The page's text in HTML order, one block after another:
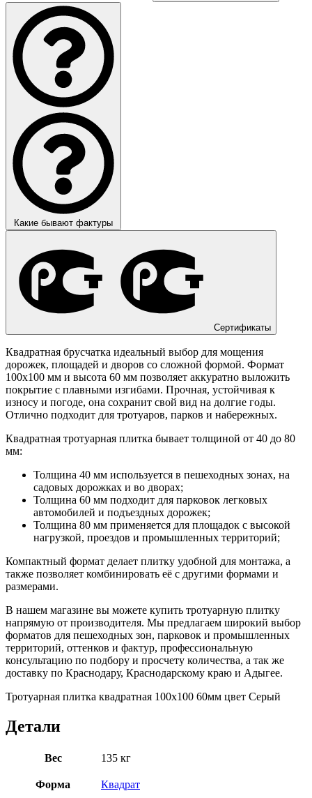
Какие бывают фактуры
Сертификаты
Квадратная брусчатка идеальный выбор для мощения
дорожек, площадей и дворов со сложной формой. Формат
100х100 мм и высота 60 мм позволяет аккуратно выложить
покрытие с плавными изгибами. Прочная, устойчивая к
износу и погоде, она сохранит свой вид на долгие годы.
Отлично подходит для тротуаров, парков и набережных.
Квадратная тротуарная плитка бывает толщиной от 40 до 80
мм:
Толщина 40 мм используется в пешеходных зонах, на
садовых дорожках и во дворах;
Толщина 60 мм подходит для парковок легковых
автомобилей и подъездных дорожек;
Толщина 80 мм применяется для площадок с высокой
нагрузкой, проездов и промышленных территорий;
Компактный формат делает плитку удобной для монтажа, а
также позволяет комбинировать её с другими формами и
размерами.
В нашем магазине вы можете купить тротуарную плитку
напрямую от производителя. Мы предлагаем широкий выбор
форматов для пешеходных зон, парковок и промышленных
территорий, оттенков и фактур, профессиональную
консультацию по подбору и просчету количества, а так же
доставку по Краснодару, Краснодарскому краю и Адыгее.
Тротуарная плитка квадратная 100х100 60мм цвет Серый
Детали
Вес 135 кг
Форма Квадрат